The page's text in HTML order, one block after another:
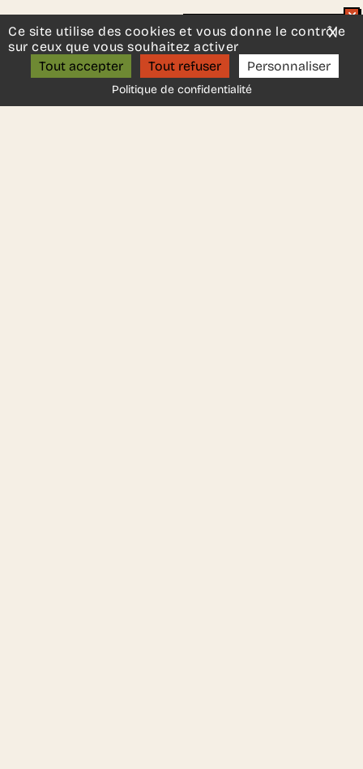
DEMANDER UN DEVIS
Un projet d’aménagement ?
ON S’APPELLE ?
Ce site utilise des cookies et vous donne le contrôle
sur ceux que vous souhaitez activer
Tout accepter
Tout refuser Personnaliser
Politique de confidentialité
X